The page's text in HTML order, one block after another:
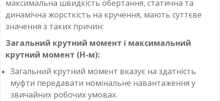
максимальна швидкість обертання, статична та
динамічна жорсткість на кручення, мають суттєве
значення з таких причин:
Загальний крутний момент і максимальний
крутний момент (Н-м):
Загальний крутний момент вказує на здатність
муфти передавати номінальне навантаження у
звичайних робочих умовах.